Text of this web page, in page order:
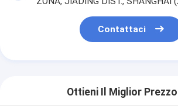
Contattaci
Ottieni Il Miglior